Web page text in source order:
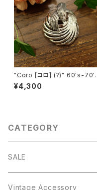
"Coro [コロ] (?)" 60's-70's
シルバートーン ヴィンテージブ
ローチ [BV-326]
¥4,300
CATEGORY
SALE
Vintage Accessory